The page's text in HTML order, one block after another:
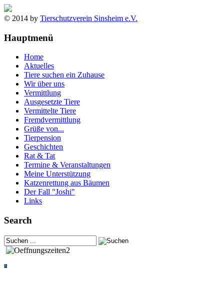
© 2014 by Tierschutzverein Sinsheim e.V.
Hauptmenü
Home
Aktuelles
Tiere suchen ein Zuhause
Wir über uns
Vermittlung
Ausgesetzte Tiere
Vermittelte Tiere
Fremdvermittlung
Grüße von...
Tierpension
Geschichten
Rat & Tat
Termine & Veranstaltungen
Meine Unterstützung
Katzenrettung aus Bäumen
Der Fall "Joshi"
Links
Search